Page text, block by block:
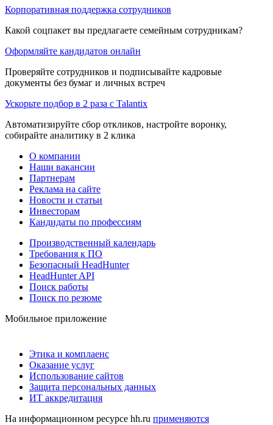
Корпоративная поддержка сотрудников
Какой соцпакет вы предлагаете семейным сотрудникам?
Оформляйте кандидатов онлайн
Проверяйте сотрудников и подписывайте кадровые
документы без бумаг и личных встреч
Ускорьте подбор в 2 раза с Talantix
Автоматизируйте сбор откликов, настройте воронку,
собирайте аналитику в 2 клика
О компании
Наши вакансии
Партнерам
Реклама на сайте
Новости и статьи
Инвесторам
Кандидаты по профессиям
Производственный календарь
Требования к ПО
Безопасный HeadHunter
HeadHunter API
Поиск работы
Поиск по резюме
Мобильное приложение
Этика и комплаенс
Оказание услуг
Использование сайтов
Защита персональных данных
ИТ аккредитация
На информационном ресурсе hh.ru применяются